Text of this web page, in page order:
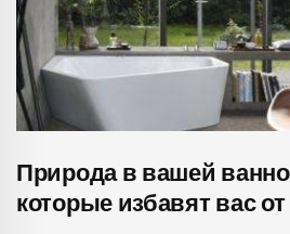
Природа в вашей
которые избавят вас от